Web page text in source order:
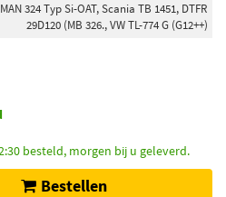
MAN 324 Typ Si-OAT, Scania TB 1451, DTFR
29D120 (MB 326., VW TL-774 G (G12++)
besteld, morgen bij u geleverd.
Bestellen